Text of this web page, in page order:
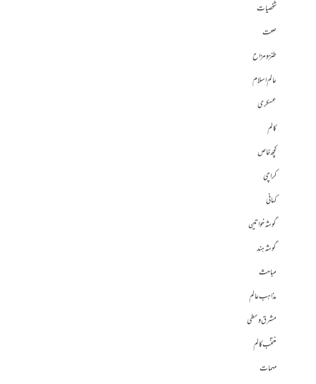
شخصیات
صحت
طنز و مزاح
عالم اسلام
عسکری
کالم
کچھ خاص
کراچی
کہانی
گوشہ خواتین
گوشہ ہند
مباحث
مذاہب عالم
مشرق وسطی
منتخب کالم
مہمات